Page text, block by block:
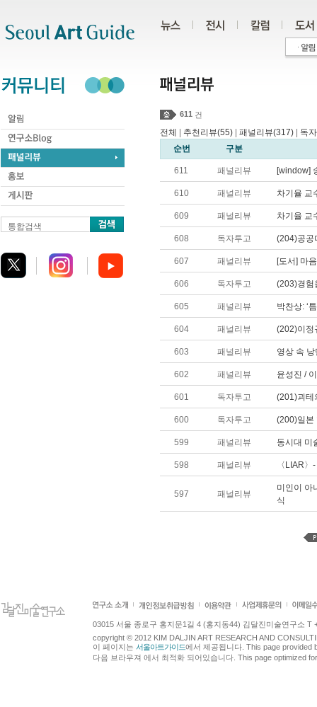
통합검색
611 건
전체 추천리뷰(55) 패널리뷰(317)
독
순번
구분
611 패널리뷰 [window]
610 패널리뷰 차기율 교
609 패널리뷰 차기율 교
608 독자투고 (204)공공
607 패널리뷰 [도서] 마
606 독자투고 (203)경험
605 패널리뷰 박찬상: ‘
604 패널리뷰 (202)이정
603 패널리뷰 영상 속
602 패널리뷰 윤성진 /
601 독자투고 (201)괴테
600 독자투고 (200)일본
599 패널리뷰 동시대 미
598 패널리뷰 〈LIAR
597 패널리뷰
미인이 아
식
03015 서울 종로구 홍지문1길 4 (홍지동44) 김달진미술연구소 T
copyright © 2012 KIM DALJIN ART RESEARCH AND
이 페이지는 서울아트가이드에서 제공됩니다. This page provided
다음 브라우져 에서 최적화 되어있습니다. This page optimized